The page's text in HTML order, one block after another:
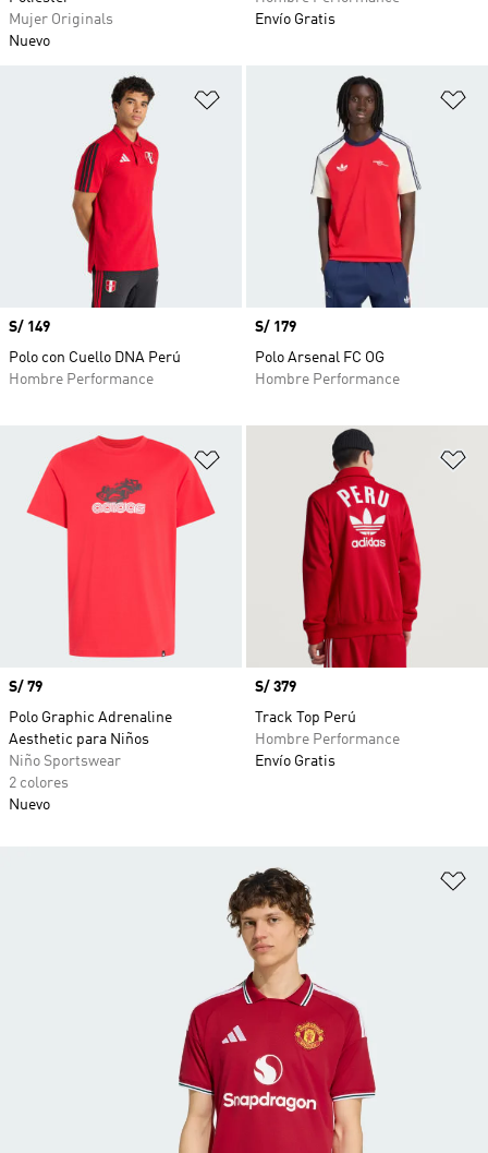
Mujer Originals
Nuevo
Envío Gratis
Añadir a la lista de deseos
Precio
S/ 149
Polo con Cuello DNA Perú
Hombre Performance
Precio
S/ 179
Polo Arsenal FC OG
Hombre Performance
Añadir a la lista de deseos
Precio
S/ 79
Polo Graphic Adrenaline
Aesthetic para Niños
Niño Sportswear
2 colores
Nuevo
Precio
S/ 379
Track Top Perú
Hombre Performance
Envío Gratis